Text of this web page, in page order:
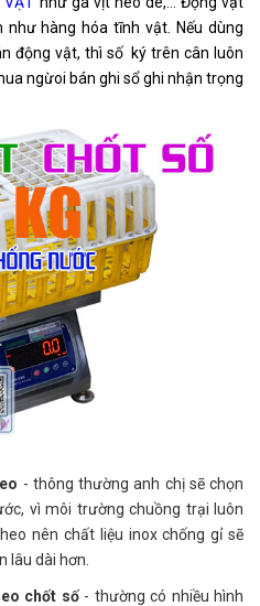
hàng hóa tĩnh vật. Nếu dùng
động vật, thì số ký trên cân luôn
ngừoi bán ghi sổ ghi nhận trọng
- thông thường anh chị sẽ chọn
vì môi trường chuồng trại luôn
nên chất liệu inox chống gỉ sẽ
lâu dài hơn.
chốt số- thường có nhiều hình